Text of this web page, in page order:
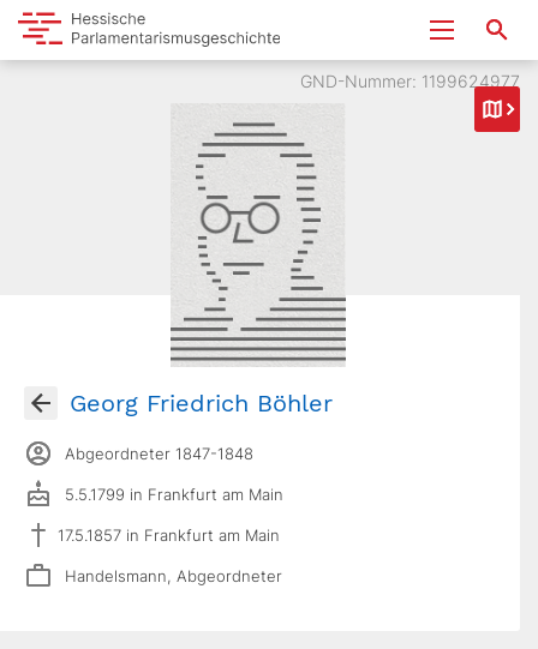
GND-Nummer: 1199624977
Georg Friedrich Böhler
Abgeordneter 1847-1848
5.5.1799 in Frankfurt am Main
17.5.1857 in Frankfurt am Main
Handelsmann, Abgeordneter